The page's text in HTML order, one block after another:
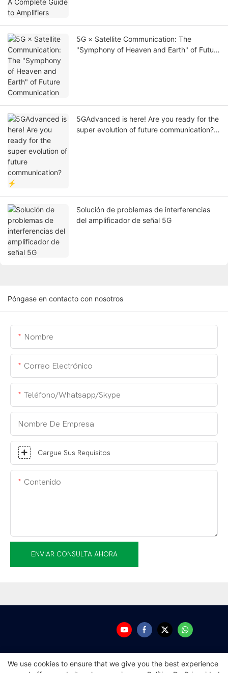
5G × Satellite Communication: The
"Symphony of Heaven and Earth" of Future
5GAdvanced is here! Are you ready for the
super evolution of future communication?
Solución de problemas de interferencias
del amplificador de señal 5G
Póngase en contacto con nosotros
Nombre
Correo Electrónico
Teléfono/whatsapp/skype
Nombre De Empresa
Cargue Sus Requisitos
Contenido
ENVIAR CONSULTA AHORA
We use cookies to ensure that we give you the best experience